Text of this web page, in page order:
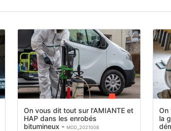
On vous dit tout sur l'AMIANTE et
HAP dans les enrobés
bitumineux -MOD_2021008
On
la